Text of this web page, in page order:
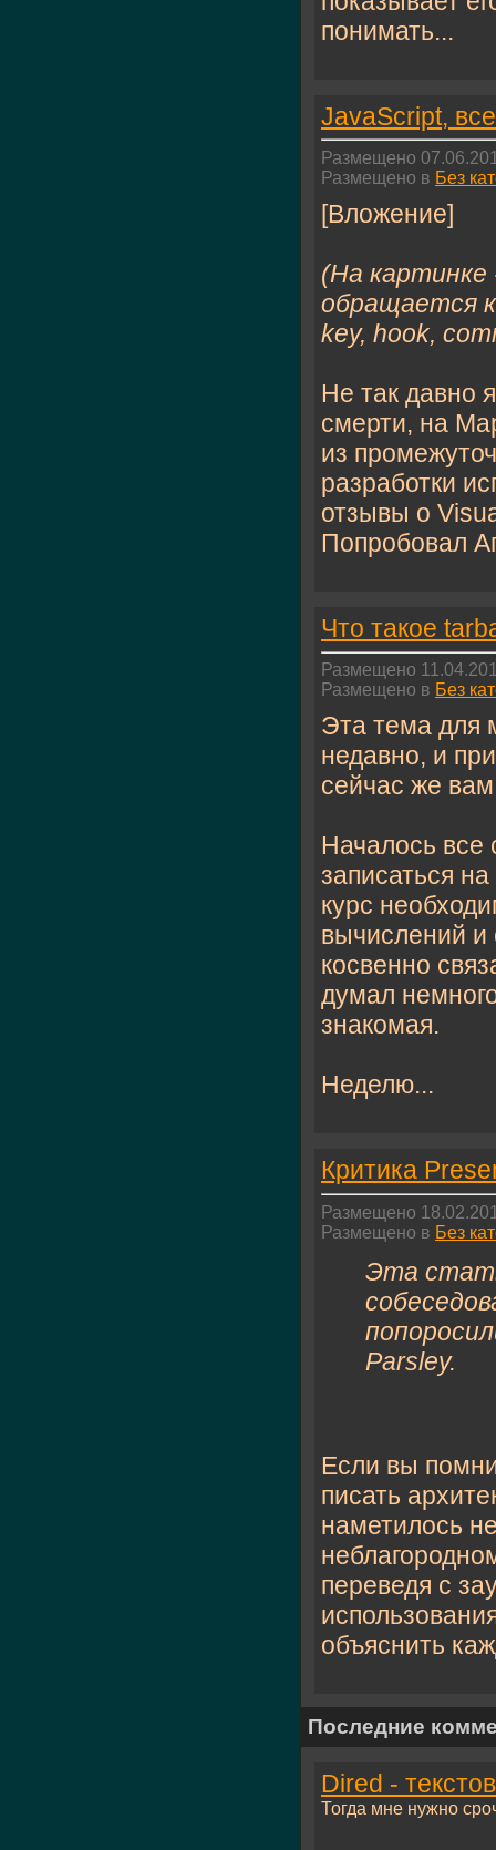
понимать...
JavaScript,
Размещено
Размещено в Без
[Вложение]
(На картинке
обращается
key, hook,
Не так давно
смерти, на
из
разработки
отзывы о
Попробовал
Что такое
Размещено
Размещено в Без
Эта тема для
недавно, и
сейчас же
Началось все
записаться
курс
вычислений и
косвенно
думал
знакомая.
Неделю...
Критика
Размещено
Размещено в Без
Эта
Parsley.
Если вы
писать
наметилось
переведя с
объяснить
Последние
Dired -
Тогда мне нужно